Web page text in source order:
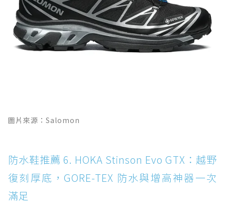
圖片來源：Salomon
防水鞋推薦 6. HOKA Stinson Evo GTX：越野
復刻厚底，GORE-TEX 防水與增高神器一次
滿足